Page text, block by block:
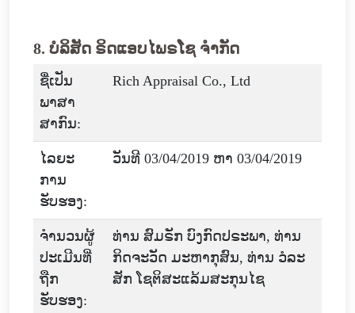
8. ບໍລິສັດ ຣິດແອບໄພຣໂຊ ຈໍາກັດ
ຊື່ເປັນ
ພາສາ
ສາກົນ:
Rich Appraisal Co., Ltd
ໄລຍະ
ການ
ຮັບຮອງ:
ວັນທີ 03/04/2019 ຫາ 03/04/2019
ຈໍານວນຜູ້
ປະເມີນທີ່
ຖືກ
ຮັບຮອງ:
ທ່ານ ສົມຣັກ ບົງກົດປຣະພາ, ທ່ານ
ກິດຈະວັດ ມະຫາກຸສົນ, ທ່ານ ວໍລະ
ສັກ ໂຊຕິສະແລ້ມສະກຸນໄຊ